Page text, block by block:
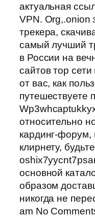
актуальная
VPN. Org,.onion
трекера,
самый лучший
в России на
сайтов тор
от вас, как
путешествуете
относительно
кардинг-форум,
клирнету,
основной
образом
никогда не
am No